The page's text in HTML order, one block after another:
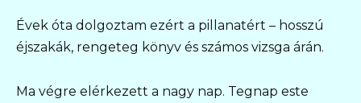
Évek óta dolgoztam ezért a pillanatért – hosszú
éjszakák, rengeteg könyv és számos vizsga árán.
Ma végre elérkezett a nagy nap. Tegnap este